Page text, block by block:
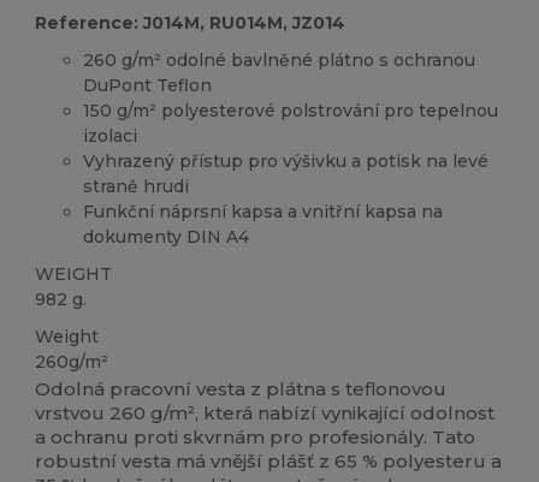
Reference: J014M, RU014M, JZ014
260 g/m² odolné bavlněné plátno s ochranou
DuPont Teflon
150 g/m² polyesterové polstrování pro tepelnou
izolaci
Vyhrazený přístup pro výšivku a potisk na levé
straně hrudi
Funkční náprsní kapsa a vnitřní kapsa na
dokumenty DIN A4
WEIGHT
982 g.
Weight
260g/m²
Odolná pracovní vesta z plátna s teflonovou
vrstvou 260 g/m², která nabízí vynikající odolnost
a ochranu proti skvrnám pro profesionály. Tato
robustní vesta má vnější plášť z 65 % polyesteru a